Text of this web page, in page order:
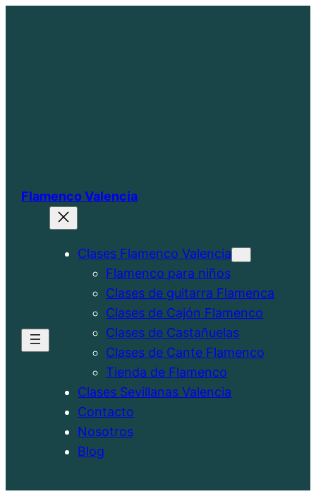
Flamenco Valencia
Clases Flamenco Valencia
Flamenco para niños
Clases de guitarra Flamenca
Clases de Cajón Flamenco
Clases de Castañuelas
Clases de Cante Flamenco
Tienda de Flamenco
Clases Sevillanas Valencia
Contacto
Nosotros
Blog